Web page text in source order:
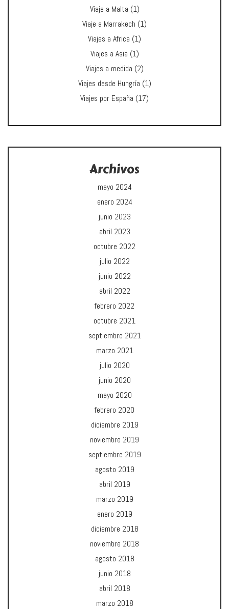
Viaje a Malta (1)
Viaje a Marrakech (1)
Viajes a Africa (1)
Viajes a Asia (1)
Viajes a medida (2)
Viajes desde Hungría (1)
Viajes por España (17)
Archivos
mayo 2024
enero 2024
junio 2023
abril 2023
octubre 2022
julio 2022
junio 2022
abril 2022
febrero 2022
octubre 2021
septiembre 2021
marzo 2021
julio 2020
junio 2020
mayo 2020
febrero 2020
diciembre 2019
noviembre 2019
septiembre 2019
agosto 2019
abril 2019
marzo 2019
enero 2019
diciembre 2018
noviembre 2018
agosto 2018
junio 2018
abril 2018
marzo 2018